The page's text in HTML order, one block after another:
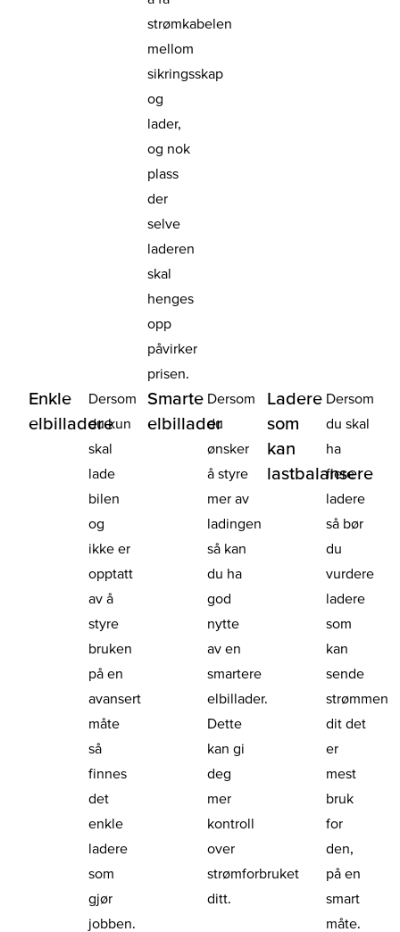
strømkabelen
mellom
sikringsskap
og
lader,
og nok
plass
der
selve
laderen
skal
henges
opp
påvirker
prisen.
Enkle
elbilladere
Dersom
du kun
skal
lade
bilen
og
ikke er
opptatt
av å
styre
bruken
på en
avansert
måte
så
finnes
det
enkle
ladere
som
gjør
jobben.
Smarte
elbillader
Dersom
du
ønsker
å styre
mer av
ladingen
så kan
du ha
god
nytte
av en
smartere
elbillader.
Dette
kan gi
deg
mer
kontroll
over
strømforbruket
ditt.
Ladere
som
kan
lastbalansere
Dersom
du skal
ha
flere
ladere
så bør
du
vurdere
ladere
som
kan
sende
strømmen
dit det
er
mest
bruk
for
den,
på en
smart
måte.